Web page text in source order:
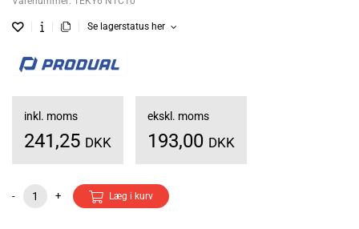
Se lagerstatus her
inkl. moms
241,25 DKK
ekskl. moms
193,00 DKK
- + Læg i kurv